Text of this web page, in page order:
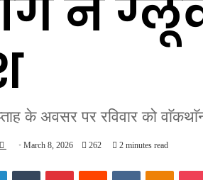
ने
के अवसर पर रविवार को
Send March 8, 2026 262 2 minutes read
LinkedInTumblr PinterestReddit VKontakte